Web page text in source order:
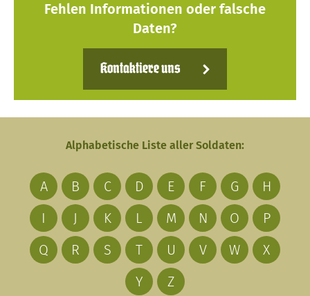
Fehlen Informationen oder falsche
Daten?
Kontaktiere uns
Alphabetische Liste aller Soldaten:
A B C D E F G
H
I
J K L M N O
P
Q
R S T U V W
X
Y
Z